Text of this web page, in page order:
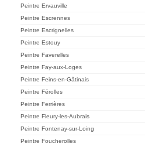
Peintre Ervauville
Peintre Escrennes
Peintre Escrignelles
Peintre Estouy
Peintre Faverelles
Peintre Fay-aux-Loges
Peintre Feins-en-Gâtinais
Peintre Férolles
Peintre Ferrières
Peintre Fleury-les-Aubrais
Peintre Fontenay-sur-Loing
Peintre Foucherolles